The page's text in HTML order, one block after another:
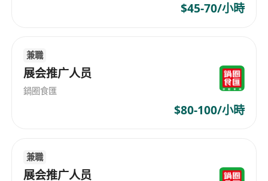
$45-70/小時
兼職
展会推广人员
鍋圈食匯
$80-100/小時
兼職
展会推广人员